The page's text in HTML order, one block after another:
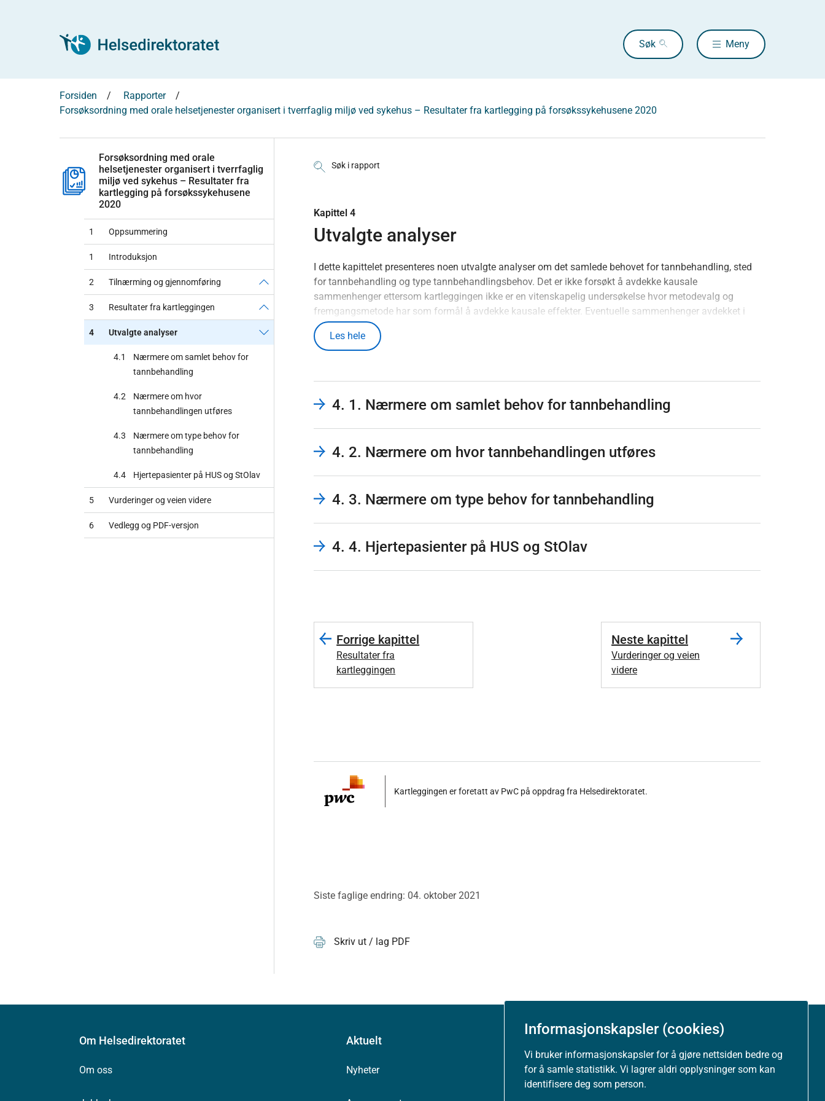
Informasjonskapsler (cookies)
Vi bruker informasjonskapsler for å gjøre nettsiden bedre og
for å samle statistikk. Vi lagrer aldri opplysninger som kan
identifisere deg som person.
Søk Meny
Forsiden
Rapporter
Forsøksordning med orale helsetjenester organisert i tverrfaglig miljø ved sykehus – Resultater fra kartlegging på forsøkssykehusene 2020
Forsøksordning med orale
helsetjenester organisert i tverrfaglig
miljø ved sykehus – Resultater fra
kartlegging på forsøkssykehusene
2020
1 Oppsummering
1 Introduksjon
2 Tilnærming og gjennomføring
3 Resultater fra kartleggingen
4 Utvalgte analyser
4.1
Nærmere om samlet behov for
tannbehandling
4.2
Nærmere om hvor
tannbehandlingen utføres
4.3
Nærmere om type behov for
tannbehandling
4.4 Hjertepasienter på HUS og StOlav
5 Vurderinger og veien videre
6 Vedlegg og PDF-versjon
Søk i rapport
Kapittel 4
Utvalgte analyser
I dette kapittelet presenteres noen utvalgte analyser om det samlede behovet for tannbehandling, sted
for tannbehandling og type tannbehandlingsbehov. Det er ikke forsøkt å avdekke kausale
sammenhenger ettersom kartleggingen ikke er en vitenskapelig undersøkelse hvor metodevalg og
fremgangsmetode har som formål å avdekke kausale effekter. Eventuelle sammenhenger avdekket i
analysene kan derfor være kausale og/eller spuriøse sammenhenger, men dette kan vi ikke skille
mellom. Avslutningsvis er det gjort en sammenligning av hjertepasienter på Haukeland
Les hele
4. 1. Nærmere om samlet behov for tannbehandling
4. 2. Nærmere om hvor tannbehandlingen utføres
4. 3. Nærmere om type behov for tannbehandling
4. 4. Hjertepasienter på HUS og StOlav
Forrige kapittel
Resultater fra
kartleggingen
Neste kapittel
Vurderinger og veien
videre
Kartleggingen er foretatt av PwC på oppdrag fra Helsedirektoratet.
Siste faglige endring: 04. oktober 2021
Skriv ut / lag PDF
Om Helsedirektoratet
Om oss
Aktuelt
Nyheter
Om nettstedet
Personvernerklæring